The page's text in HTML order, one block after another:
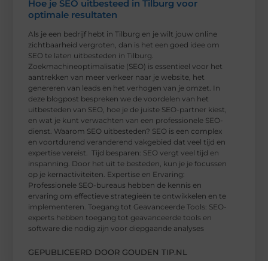
Hoe je SEO uitbesteed in Tilburg voor
optimale resultaten
Als je een bedrijf hebt in Tilburg en je wilt jouw online
zichtbaarheid vergroten, dan is het een goed idee om
SEO te laten uitbesteden in Tilburg.
Zoekmachineoptimalisatie (SEO) is essentieel voor het
aantrekken van meer verkeer naar je website, het
genereren van leads en het verhogen van je omzet. In
deze blogpost bespreken we de voordelen van het
uitbesteden van SEO, hoe je de juiste SEO-partner kiest,
en wat je kunt verwachten van een professionele SEO-
dienst. Waarom SEO uitbesteden? SEO is een complex
en voortdurend veranderend vakgebied dat veel tijd en
expertise vereist. Tijd besparen: SEO vergt veel tijd en
inspanning. Door het uit te besteden, kun je je focussen
op je kernactiviteiten. Expertise en Ervaring:
Professionele SEO-bureaus hebben de kennis en
ervaring om effectieve strategieën te ontwikkelen en te
implementeren. Toegang tot Geavanceerde Tools: SEO-
experts hebben toegang tot geavanceerde tools en
software die nodig zijn voor diepgaande analyses
GEPUBLICEERD DOOR GOUDEN TIP.NL